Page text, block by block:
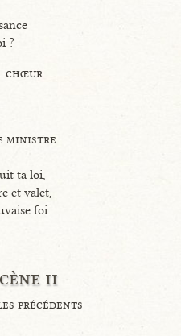
?
chœur
ministre
ta loi,
et valet,
foi.
ii
précédents